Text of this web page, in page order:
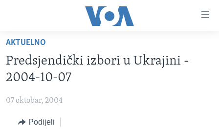
glavni
sadržaj
Pređi
na
glavnu
TV PROGRAM
VIJESTI
SJEDINJENE AMERIČKE DRŽAVE
NAUKA I TEHNOLOGIJA
AKTUELNO
Predsjendički izbori u Ukrajini -
2004-10-07
07 oktobar, 2004
Podijeli